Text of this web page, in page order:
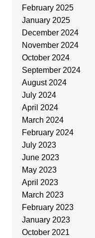
February 2025
January 2025
December 2024
November 2024
October 2024
September 2024
August 2024
July 2024
April 2024
March 2024
February 2024
July 2023
June 2023
May 2023
April 2023
March 2023
February 2023
January 2023
October 2021